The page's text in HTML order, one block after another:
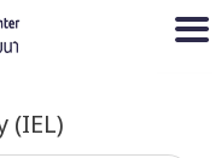
(IEL)